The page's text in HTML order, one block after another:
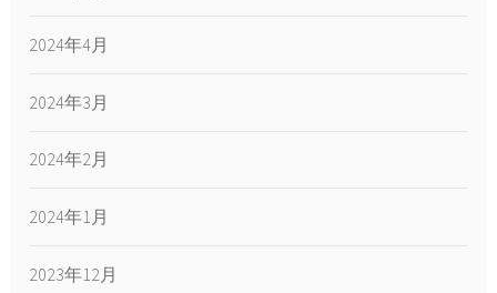
2024年4月
2024年3月
2024年2月
2024年1月
2023年12月